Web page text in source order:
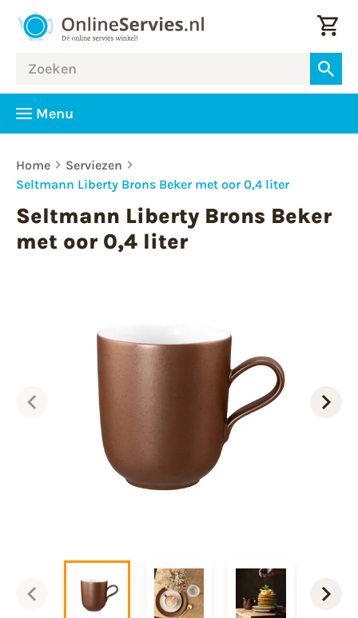
Menu
Home
Serviezen
Seltmann Liberty Brons Beker met oor 0,4 liter
Seltmann Liberty Brons Beker
met oor 0,4 liter